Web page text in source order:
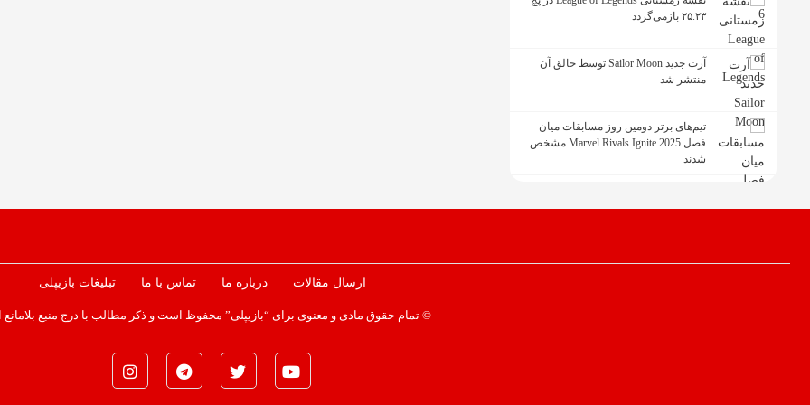
۲۵.۲۳ بازمی‌گردد
آرت جدید Sailor Moon توسط خالق آن
منتشر شد
تیم‌های برتر دومین روز مسابقات میان
فصل Marvel Rivals Ignite 2025 مشخص
شدند
ارسال مقالات درباره ما تماس با ما تبلیغات بازیپلی
© تمام حقوق مادی و معنوی برای “بازیپلی” محفوظ است و ذکر مطالب با درج منبع